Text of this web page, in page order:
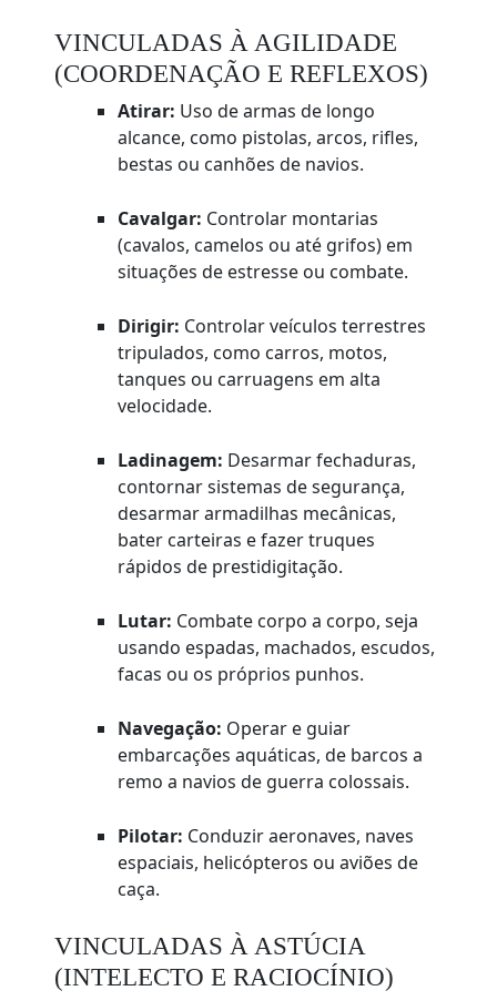
VINCULADAS À AGILIDADE
(COORDENAÇÃO E REFLEXOS)
Atirar: Uso de armas de longo
alcance, como pistolas, arcos, rifles,
bestas ou canhões de navios.
Cavalgar: Controlar montarias
(cavalos, camelos ou até grifos) em
situações de estresse ou combate.
Dirigir: Controlar veículos terrestres
tripulados, como carros, motos,
tanques ou carruagens em alta
velocidade.
Ladinagem: Desarmar fechaduras,
contornar sistemas de segurança,
desarmar armadilhas mecânicas,
bater carteiras e fazer truques
rápidos de prestidigitação.
Lutar: Combate corpo a corpo, seja
usando espadas, machados, escudos,
facas ou os próprios punhos.
Navegação: Operar e guiar
embarcações aquáticas, de barcos a
remo a navios de guerra colossais.
Pilotar: Conduzir aeronaves, naves
espaciais, helicópteros ou aviões de
caça.
VINCULADAS À ASTÚCIA
(INTELECTO E RACIOCÍNIO)